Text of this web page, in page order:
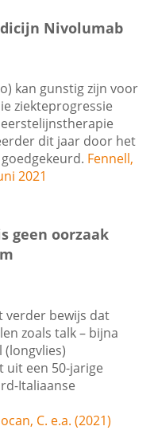
Filter
Nivolumab
kan gunstig zijn voor
ziekteprogressie
dit jaar door het
Fennell,
2021
geen oorzaak
verder bewijs dat
zoals talk – bijna
(longvlies)
uit een 50-jarige
Italiaanse
C. e.a. (2021)